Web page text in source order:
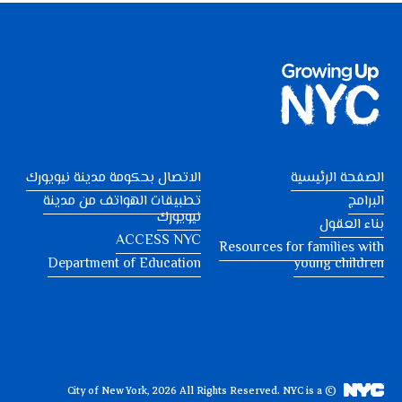
الصفحة الرئيسية
البرامج
بناء العقول
Resources for families with
young children
الاتصال بحكومة مدينة نيويورك
تطبيقات الهواتف من مدينة
نيويورك
ACCESS NYC
Department of Education
© City of New York, 2026 All Rights Reserved.
NYC is a